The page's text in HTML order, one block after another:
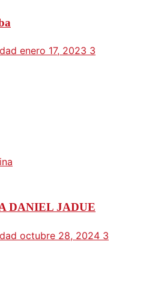
enero 17, 2023 3
DANIEL JADUE
octubre 28, 2024 3